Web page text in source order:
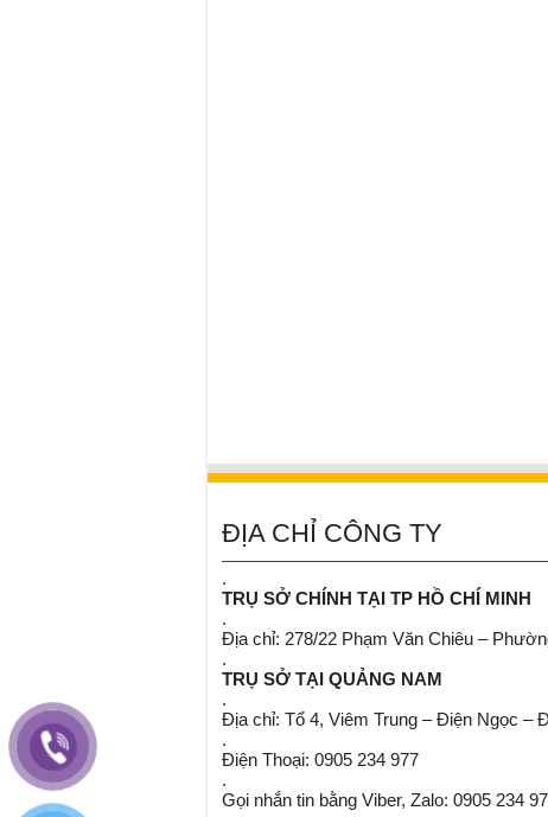
ĐỊA CHỈ CÔNG TY
.
TRỤ SỞ CHÍNH TẠI TP HỒ CHÍ MINH
.
Địa chỉ: 278/22 Phạm Văn Chiêu –
.
TRỤ SỞ TẠI QUẢNG NAM
.
Địa chỉ: Tổ 4, Viêm Trung – Điện Ngọc –
.
Điện Thoại: 0905 234 977
.
Gọi nhắn tin bằng Viber, Zalo: 0905 234